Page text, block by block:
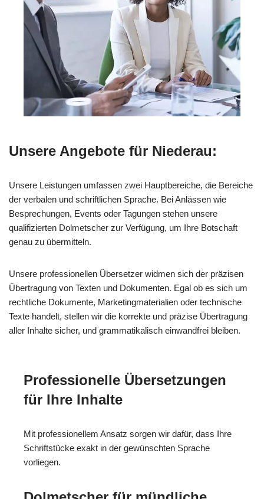
Unsere Angebote für Niederau:
Unsere Leistungen umfassen zwei Hauptbereiche, die Bereiche
der verbalen und schriftlichen Sprache. Bei Anlässen wie
Besprechungen, Events oder Tagungen stehen unsere
qualifizierten Dolmetscher zur Verfügung, um Ihre Botschaft
genau zu übermitteln.
Unsere professionellen Übersetzer widmen sich der präzisen
Übertragung von Texten und Dokumenten. Egal ob es sich um
rechtliche Dokumente, Marketingmaterialien oder technische
Texte handelt, stellen wir die korrekte und präzise Übertragung
aller Inhalte sicher, und grammatikalisch einwandfrei bleiben.
Professionelle Übersetzungen
für Ihre Inhalte
Mit professionellem Ansatz sorgen wir dafür, dass Ihre
Schriftstücke exakt in der gewünschten Sprache
vorliegen.